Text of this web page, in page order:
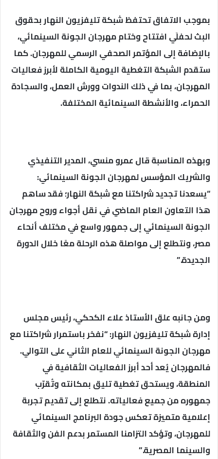
بموجب الاتفاق تحتفظ شبكة تليفزيون النهار بحقوق
البث لحفلَي افتتاح وختام مهرجان الجونة السينمائي،
بالإضافة إلى المؤتمر الصحفي الرسمي للمهرجان. كما
ستقدم الشبكة التغطية اليومية الكاملة لأبرز فعاليات
المهرجان، بما في ذلك الندوات وورش العمل، والسجادة
الحمراء، والأنشطة السينمائية المختلفة.
وبهذه المناسبة قال عمرو منسي، المدير التنفيذي
والشريك المؤسس لمهرجان الجونة السينمائي:
“يسعدنا تجديد شراكتنا مع شبكة النهار؛ فقد ساهم
هذا التعاون العام الماضي في نقل أجواء وروح مهرجان
الجونة السينمائي إلى جمهور واسع في مختلف أنحاء
مصر، ونتطلع إلى مواصلة هذه الرحلة معًا خلال الدورة
الجديدة.”
ومن جانبه علق الأستاذ علاء الكحكي، رئيس مجلس
إدارة شبكة تليفزيون النهار: “نفخر باستمرار شراكتنا مع
مهرجان الجونة السينمائي للعام الثاني على التوالي.
فالمهرجان يُعد أحد أبرز الفعاليات الثقافية في
المنطقة، ويستحق تغطية تليق بمكانته وتُقرّب
جمهوره من جميع فعالياته. نتطلع إلى تقديم تجربة
إعلامية متميزة تعكس جودة البرنامج السينمائي
للمهرجان، وتؤكد التزامنا المستمر بدعم الفن والثقافة
والسينما المصرية.”